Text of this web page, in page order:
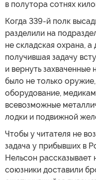
в полутора сотнях
Когда 339-й полк
разделили на
не складская охрана,
получившая задачу
и вернуть
было не только
оборудование,
всевозможные
лодки и подвижной
Чтобы у читателя не
задача у прибывших в
Нельсон
союзники доставили